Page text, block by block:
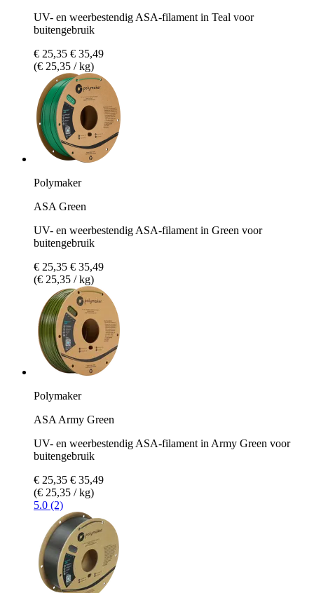
UV- en weerbestendig ASA-filament in Teal voor
buitengebruik
€ 25,35 € 35,49
(€ 25,35 / kg)
Polymaker
ASA Green
UV- en weerbestendig ASA-filament in Green voor
buitengebruik
€ 25,35 € 35,49
(€ 25,35 / kg)
Polymaker
ASA Army Green
UV- en weerbestendig ASA-filament in Army Green voor
buitengebruik
€ 25,35 € 35,49
(€ 25,35 / kg)
5.0 (2)